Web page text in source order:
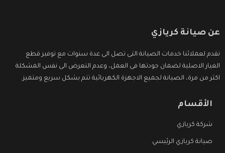
عن صيانة كريازي
نقدم لعملائنا خدمات الصيانة التى تصل الى عدة سنوات مع توفير قطع
الغيار الاصلية لضمان جودتها فى العمل، وعدم التعرض الى نفس المشكلة
اكثر من مرة، الصيانة لجميع الاجهزة الكهربائية تتم بشكل سريع ومتميز.
الأقسام
شركة كريازي
صيانة كريازي الرئيسي